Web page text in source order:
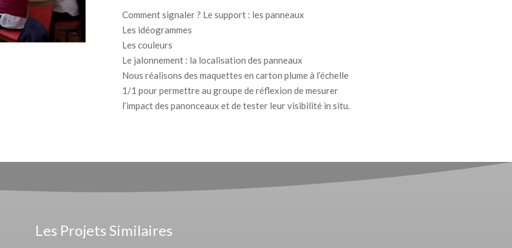
Comment signaler ? Le support : les panneaux
Les idéogrammes
Les couleurs
Le jalonnement : la localisation des panneaux
Nous réalisons des maquettes en carton plume à l’échelle
1/1 pour permettre au groupe de réflexion de mesurer
l’impact des panonceaux et de tester leur visibilité in situ.
Les Projets Similaires